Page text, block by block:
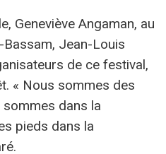
Geneviève Angaman, au
Jean-Louis
de ce festival,
« Nous sommes des
dans la
pieds dans la